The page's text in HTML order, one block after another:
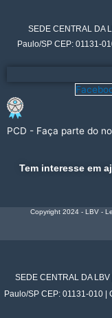
SEDE CENTRAL DA
Paulo/SP CEP: 01131-
PCD - Faça parte do
Tem interesse em
Copyright 2024 - LBV -
SEDE CENTRAL DA
Paulo/SP CEP: 01131-010